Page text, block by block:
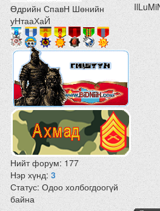
Өдрийн СпавН Шөнийн
уНтааХаЙ
Нийт форум:177
Нэр хүнд:3
Статус:Одоо холбогдоогүй
байна